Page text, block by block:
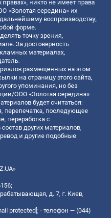
никто не имеет права
«Золотая середина» их
воспроизводству,
форме.
точку зрения,
За достоверность
материалах,
размещенных на этом
на страницу этого сайта,
упоминания, но без
ООО «Золотая середина»
будет считаться:
перепечатка, последующее
переработка с
других материалов,
и другие подобные
д. 7, г. Киев,
protected] ; - телефон — (044)